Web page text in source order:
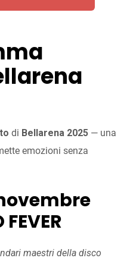
di Bellarena 2025 — una
emozioni senza
maestri della disco